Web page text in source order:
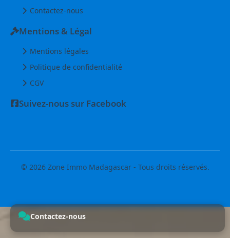
Contactez-nous
Mentions & Légal
Mentions légales
Politique de confidentialité
CGV
Suivez-nous sur Facebook
© 2026 Zone Immo Madagascar - Tous droits réservés.
Contactez-nous